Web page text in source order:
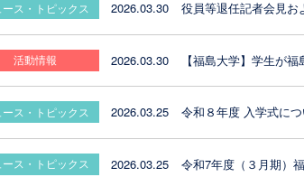
ス・トピックス 2026.03.30 役員等退任記者会見お
活動情報 2026.03.30 【福島大学】学生が
ス・トピックス 2026.03.25 令和８年度 入学式につ
ス・トピックス 2026.03.25 令和7年度（３月期）